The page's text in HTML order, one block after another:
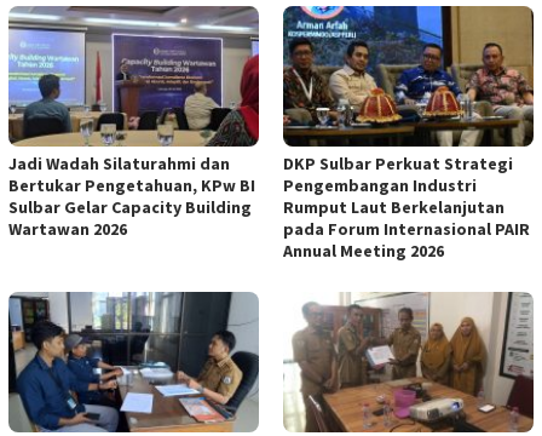
Jadi Wadah Silaturahmi dan
Bertukar Pengetahuan, KPw BI
Sulbar Gelar Capacity Building
Wartawan 2026
DKP Sulbar Perkuat Strategi
Pengembangan Industri
Rumput Laut Berkelanjutan
pada Forum Internasional PAIR
Annual Meeting 2026